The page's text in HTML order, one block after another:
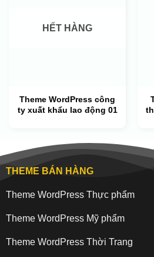
HẾT HÀNG
Theme WordPress công
ty xuất khẩu lao động 01
THEME BÁN HÀNG
Theme WordPress Thực phẩm
Theme WordPress Mỹ phẩm
Theme WordPress Thời Trang